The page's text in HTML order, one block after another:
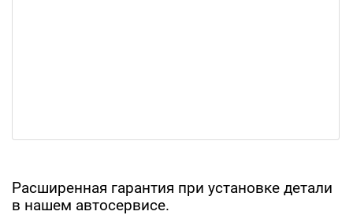
Расширенная гарантия при установке детали
в нашем автосервисе.